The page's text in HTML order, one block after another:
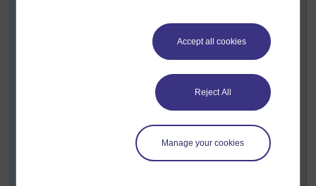
Accept all cookies
Reject All
Manage your cookies
(القائد يقفز) أحمد يقفز
التلاميذ يقفزون
القائد: أحمد يقول "ألمسوا أصابع أرجلكم"
(أحمد يلمس أصابع رجليه).
التلاميذ يلمسون أصابع أرجلهم
القائد: "أمسحوا أنوفكم"
(القائد يمسح أنفه) لاحظ أنه لم يقل أنفكم .
بعض التلاميذ يمسحون أنوفهم، البعض الآخر لا يقومون بذلك.